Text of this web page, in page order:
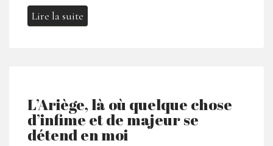
Lire la suite
L’Ariège, là où quelque chose
d’infime et de majeur se
détend en moi